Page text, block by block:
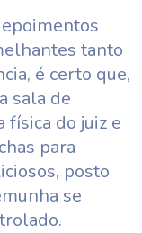
tanto
é certo que,
sala de
física do juiz e
para
posto
se